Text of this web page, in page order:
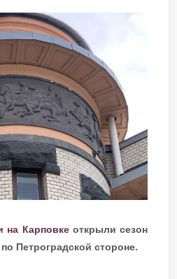
на Карповкеоткрыли сезон
Петроградской стороне.